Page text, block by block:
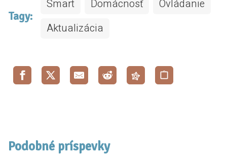
Tagy:
Smart Domácnosť
Ovládanie
Aktualizácia
Podobné príspevky